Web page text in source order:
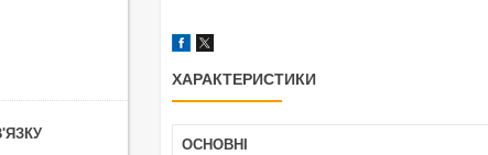
ХАРАКТЕРИСТИКИ
ОСНОВНІ